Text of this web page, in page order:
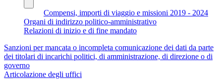
Compensi, importi di viaggio e missioni 2019 - 2024
Organi di indirizzo politico-amministrativo
Relazioni di inizio e di fine mandato
Sanzioni per mancata o incompleta comunicazione dei dati da parte
dei titolari di incarichi politici, di amministrazione, di direzione o di
governo
Articolazione degli uffici